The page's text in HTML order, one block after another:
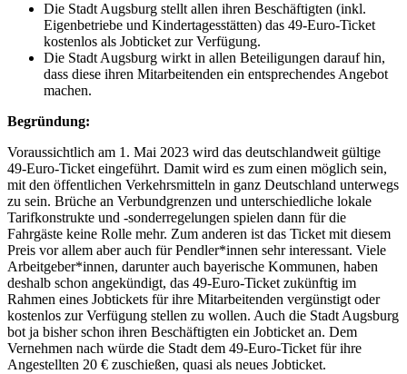
Die Stadt Augsburg stellt allen ihren Beschäftigten (inkl.
Eigenbetriebe und Kindertagesstätten) das 49-Euro-Ticket
kostenlos als Jobticket zur Verfügung.
Die Stadt Augsburg wirkt in allen Beteiligungen darauf hin,
dass diese ihren Mitarbeitenden ein entsprechendes Angebot
machen.
Begründung:
Voraussichtlich am 1. Mai 2023 wird das deutschlandweit gültige
49-Euro-Ticket eingeführt. Damit wird es zum einen möglich sein,
mit den öffentlichen Verkehrsmitteln in ganz Deutschland unterwegs
zu sein. Brüche an Verbundgrenzen und unterschiedliche lokale
Tarifkonstrukte und -sonderregelungen spielen dann für die
Fahrgäste keine Rolle mehr. Zum anderen ist das Ticket mit diesem
Preis vor allem aber auch für Pendler*innen sehr interessant. Viele
Arbeitgeber*innen, darunter auch bayerische Kommunen, haben
deshalb schon angekündigt, das 49-Euro-Ticket zukünftig im
Rahmen eines Jobtickets für ihre Mitarbeitenden vergünstigt oder
kostenlos zur Verfügung stellen zu wollen. Auch die Stadt Augsburg
bot ja bisher schon ihren Beschäftigten ein Jobticket an. Dem
Vernehmen nach würde die Stadt dem 49-Euro-Ticket für ihre
Angestellten 20 € zuschießen, quasi als neues Jobticket.